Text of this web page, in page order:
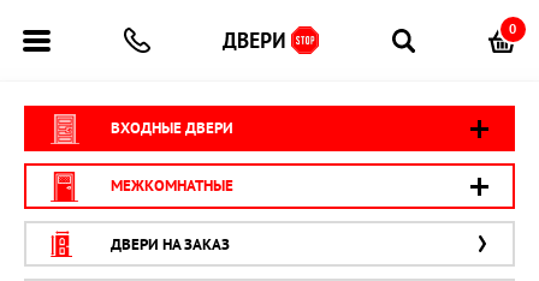
0
ВХОДНЫЕ ДВЕРИ
МЕЖКОМНАТНЫЕ
ДВЕРИ НА ЗАКАЗ